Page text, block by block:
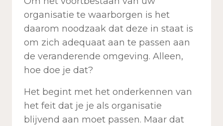
organisatie te waarborgen is het
daarom noodzaak dat deze in staat is
om zich adequaat aan te passen aan
de veranderende omgeving. Alleen,
hoe doe je dat?
Het begint met het onderkennen van
het feit dat je je als organisatie
blijvend aan moet passen. Maar dat